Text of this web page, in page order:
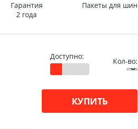
Гарантия
2 года
Пакеты для шин
Доступно:
Кол-во:
КУПИТЬ